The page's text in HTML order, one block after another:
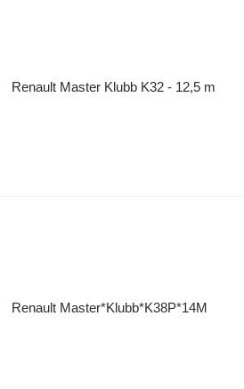
Renault Master Klubb K32 - 12,5 m
Renault Master*Klubb*K38P*14M